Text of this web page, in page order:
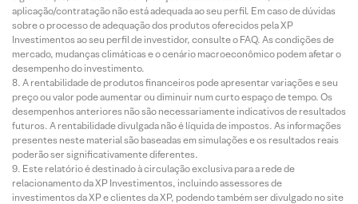
aplicação/contratação não está adequada ao seu perfil. Em caso de dúvidas
sobre o processo de adequação dos produtos oferecidos pela XP
Investimentos ao seu perfil de investidor, consulte o FAQ. As condições de
mercado, mudanças climáticas e o cenário macroeconômico podem afetar o
desempenho do investimento.
A rentabilidade de produtos financeiros pode apresentar variações e seu
preço ou valor pode aumentar ou diminuir num curto espaço de tempo. Os
desempenhos anteriores não são necessariamente indicativos de resultados
futuros. A rentabilidade divulgada não é líquida de impostos. As informações
presentes neste material são baseadas em simulações e os resultados reais
poderão ser significativamente diferentes.
Este relatório é destinado à circulação exclusiva para a rede de
relacionamento da XP Investimentos, incluindo assessores de
investimentos da XP e clientes da XP, podendo também ser divulgado no site